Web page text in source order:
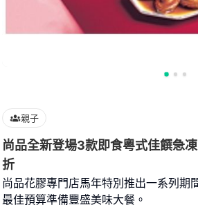
親子
尚品全新登場3款即食粵式佳饌急
折
尚品花膠專門店馬年特別推出一系列期
最佳預算準備豐盛美味大餐。